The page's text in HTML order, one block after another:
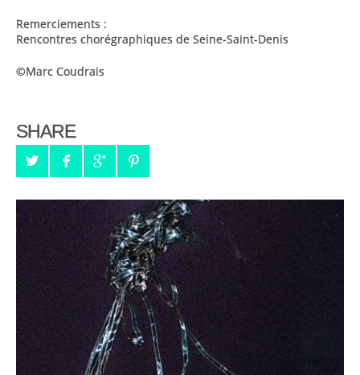
Remerciements :
Rencontres chorégraphiques de Seine-Saint-Denis
©Marc Coudrais
SHARE